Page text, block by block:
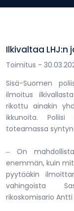
Ilkivaltaa
Toimitus -
Sisä-Suomen
ilmoitus
rikottu ainakin
ikkunoita. Poliisi
toteamassa
– On
enemmän, kuin
pyytääkin
vahingoista
rikoskomisario Antti